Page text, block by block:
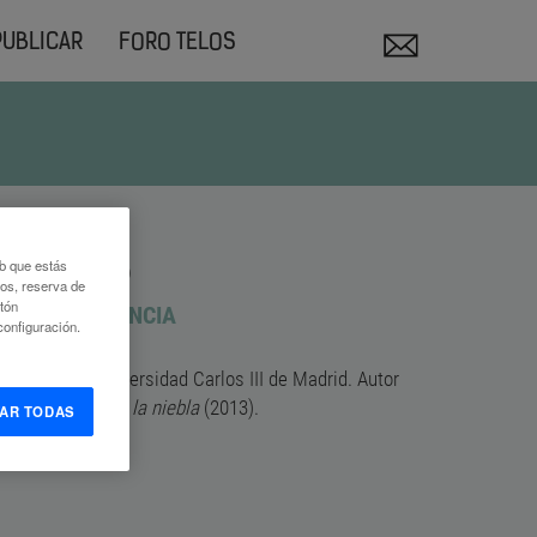
FORO TELOS
DE LA CIENCIA
en la Universidad Carlos III de Madrid. Autor
ySujetos en la niebla(2013).
que estás
reserva de
TODAS